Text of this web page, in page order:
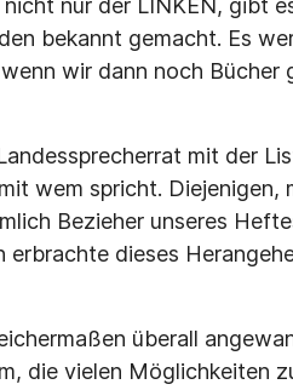
nur der LINKEN, gibt
bekannt gemacht. Es
wir dann noch Bücher
mit der
wem spricht. Diejenigen,
Bezieher unseres
erbrachte dieses
überall
die vielen Möglichkeiten